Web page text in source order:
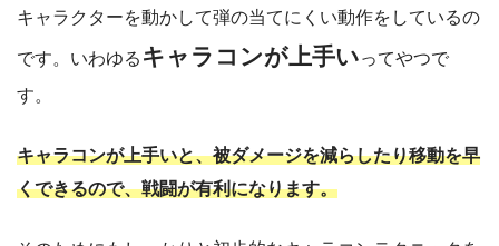
キャラクターを動かして弾の当てにくい動作をしているの
です。いわゆる キャラコンが上手いってやつで
す。
キャラコンが上手いと、被ダメージを減らしたり移動を早
くできるので、戦闘が有利になります。